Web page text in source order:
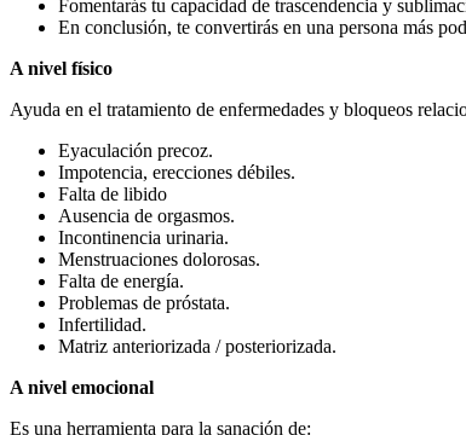
Fomentarás tu capacidad de trascendencia y
En conclusión, te convertirás en una persona más
A nivel físico
Ayuda en el tratamiento de enfermedades y bloqueos
Eyaculación precoz.
Impotencia, erecciones débiles.
Falta de libido
Ausencia de orgasmos.
Incontinencia urinaria.
Menstruaciones dolorosas.
Falta de energía.
Problemas de próstata.
Infertilidad.
Matriz anteriorizada / posteriorizada.
A nivel emocional
Es una herramienta para la sanación de: